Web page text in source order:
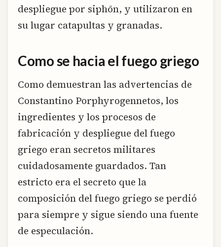
despliegue por siphōn, y utilizaron en
su lugar catapultas y granadas.
Como se hacia el fuego griego
Como demuestran las advertencias de
Constantino Porphyrogennetos, los
ingredientes y los procesos de
fabricación y despliegue del fuego
griego eran secretos militares
cuidadosamente guardados. Tan
estricto era el secreto que la
composición del fuego griego se perdió
para siempre y sigue siendo una fuente
de especulación.